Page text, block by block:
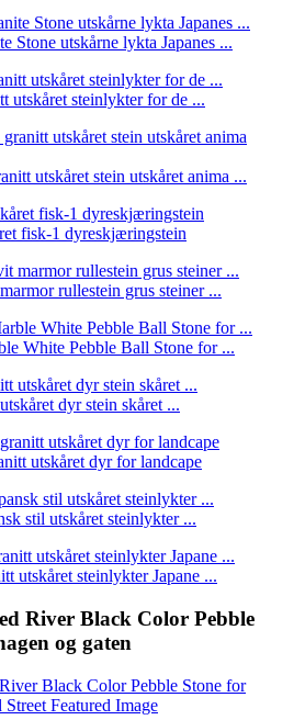
Stone utskårne lykta Japanes ...
utskåret steinlykter for de ...
utskåret stein utskåret anima ...
fisk-1 dyreskjæringstein
rullestein grus steiner ...
White Pebble Ball Stone for ...
dyr stein skåret ...
utskåret dyr for landcape
stil utskåret steinlykter ...
utskåret steinlykter Japane ...
River Black Color Pebble
og gaten